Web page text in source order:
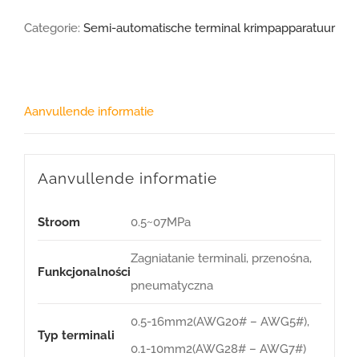
Categorie: Semi-automatische terminal krimpapparatuur
Aanvullende informatie
Aanvullende informatie
Stroom 0.5~07MPa
Funkcjonalności
Zagniatanie terminali, przenośna,
pneumatyczna
Typ terminali
0.5-16mm2(AWG20# – AWG5#),
0.1-10mm2(AWG28# – AWG7#)